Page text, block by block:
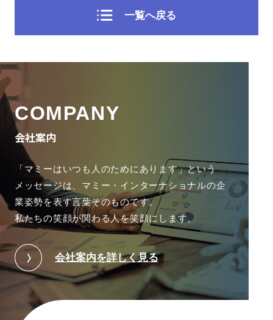
一覧へ戻る
COMPANY
会社案内
「マミーはいつも人のためにあります」という
メッセージは、 マミー・インターナショナルの企
業姿勢を表す言葉そのものです。
私たちの笑顔が関わる人を笑顔にします。
会社案内を詳しく見る